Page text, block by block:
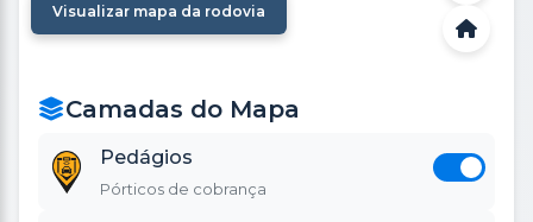
Visualizar mapa da rodovia
Camadas do Mapa
Pedágios
Pórticos de cobrança